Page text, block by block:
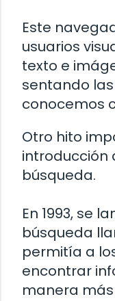
Este
usuarios
texto e
sentando
conocemos
Otro hito
introducción
búsqueda.
En 1993, se
búsqueda
permitía a
encontrar
manera